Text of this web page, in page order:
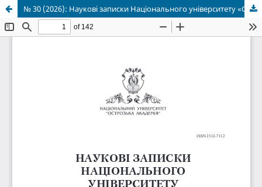
№ 30 (2026): Наукові записки Національного університету «Острозька академія»: серія «Філософія»